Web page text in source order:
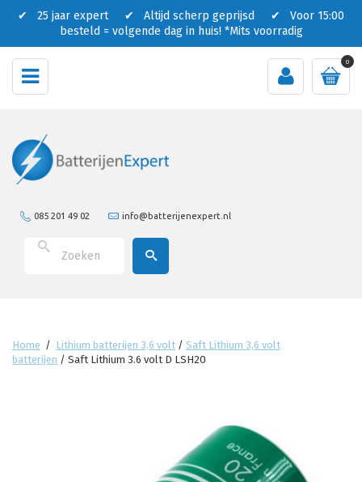
✔ 25 jaar expert ✔ Altijd scherp geprijsd ✔ Voor 15:00
besteld = volgende dag in huis! *Mits voorradig
0
085 201 49 02 info@batterijenexpert.nl
Home / Lithium batterijen 3,6 volt / Saft Lithium 3,6 volt
batterijen / Saft Lithium 3.6 volt D LSH20